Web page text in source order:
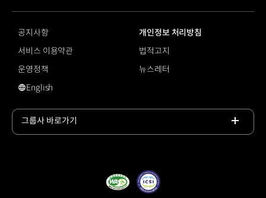
journal
tv
공지사항
개인정보 처리방침
서비스 이용약관
법적고지
운영정책
뉴스레터
#N 브랜드
English
그룹사 바로가기